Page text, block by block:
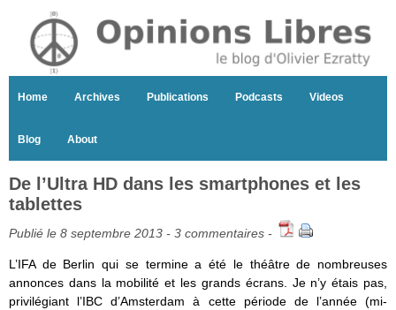
Home Archives Publications Podcasts Videos
Blog About
De l’Ultra HD dans les smartphones et les
tablettes
Publié le 8 septembre 2013 - 3 commentaires -
L’IFA de Berlin qui se termine a été le théâtre de nombreuses
annonces dans la mobilité et les grands écrans. Je n’y étais pas,
privilégiant l’IBC d’Amsterdam à cette période de l’année (mi-